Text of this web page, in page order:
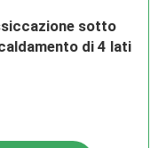
sotto
di 4 lati